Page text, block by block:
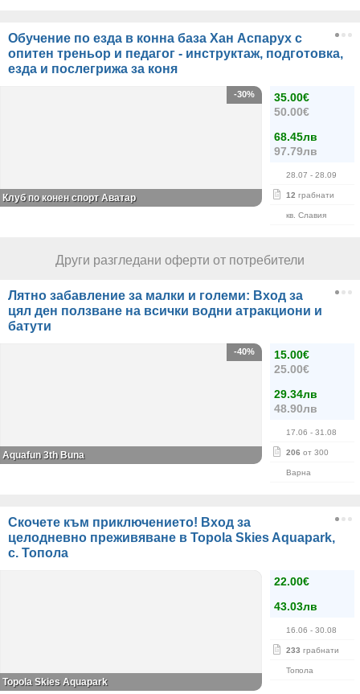
Обучение по езда в конна база Хан Аспарух с
опитен треньор и педагог - инструктаж, подготовка,
езда и послегрижа за коня
35.00€
50.00€
68.45лв
97.79лв
28.07 - 28.09
12 грабнати
кв. Славия
-30%
Клуб по конен спорт Аватар
Други разгледани оферти от потребители
Лятно забавление за малки и големи: Вход за
цял ден ползване на всички водни атракциони и
батути
15.00€
25.00€
29.34лв
48.90лв
17.06 - 31.08
206 от 300
Варна
-40%
Aquafun 3th Buna
Скочете към приключението! Вход за
целодневно преживяване в Topola Skies Aquapark,
с. Топола
22.00€
43.03лв
16.06 - 30.08
233 грабнати
Топола
Topola Skies Aquapark